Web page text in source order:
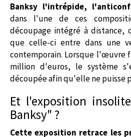
Banksy l'intrépide,
dans l'une de ces
découpage intégré à distance,
que celle-ci entre dans une
contemporain. Lorsque l'œuvre
million d'euros, le système
découpée afin qu'elle ne puisse
Et l'exposition
Banksy" ?
Cette exposition retrace les